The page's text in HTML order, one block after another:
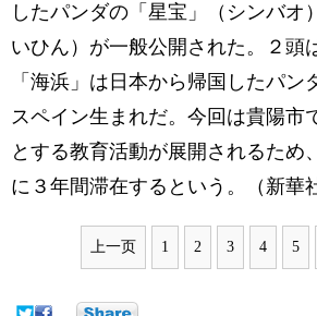
したパンダの「星宝」（シンバオ
いひん）が一般公開された。２頭
「海浜」は日本から帰国したパン
スペイン生まれだ。今回は貴陽市
とする教育活動が展開されるため
に３年間滞在するという。（新華
上一页 1 2 3 4 5